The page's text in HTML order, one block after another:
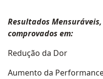
Resultados
comprovados em:
Redução da Dor
Aumento da